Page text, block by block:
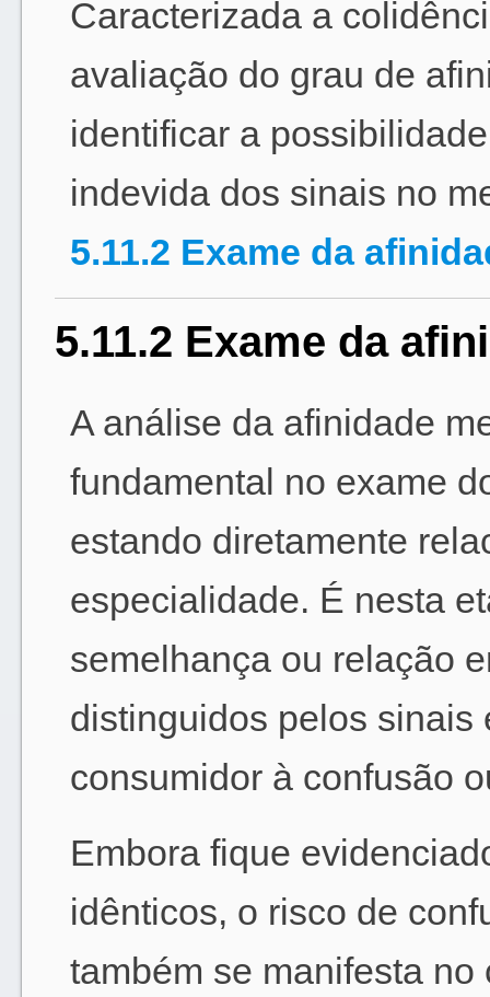
Caracterizada a
avaliação do grau de
identificar a
indevida dos sinais no
5.11.2 Exame da
5.11.2 Exame da
A análise da afinidade
fundamental no exame
estando diretamente
especialidade. É nesta
semelhança ou relação
distinguidos pelos sinais
consumidor à confusão
Embora fique
idênticos, o risco de
também se manifesta